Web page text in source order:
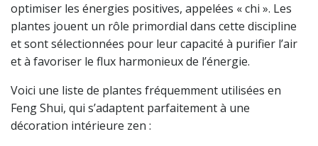
optimiser les énergies positives, appelées « chi ». Les
plantes jouent un rôle primordial dans cette discipline
et sont sélectionnées pour leur capacité à purifier l’air
et à favoriser le flux harmonieux de l’énergie.
Voici une liste de plantes fréquemment utilisées en
Feng Shui, qui s’adaptent parfaitement à une
décoration intérieure zen :